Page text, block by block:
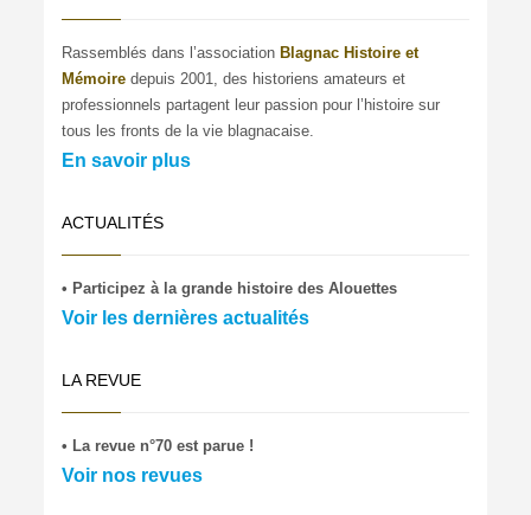
Rassemblés dans l’associationBlagnac Histoire et
Mémoire depuis 2001, des historiens amateurs et
professionnels partagent leur passion pour l’histoire sur
tous les fronts de la vie blagnacaise.
En savoir plus
ACTUALITÉS
• Participez à la grande histoire des Alouettes
Voir les dernières actualités
LA REVUE
• La revue n°70 est parue !
Voir nos revues